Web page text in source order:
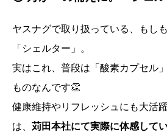
ヤスナグで取り扱っている、もし
「シェルター」。
実はこれ、普段は「酸素カプセル
ものなんです👏
健康維持やリフレッシュにも大活
は、 苅田本社にて実際に体感して